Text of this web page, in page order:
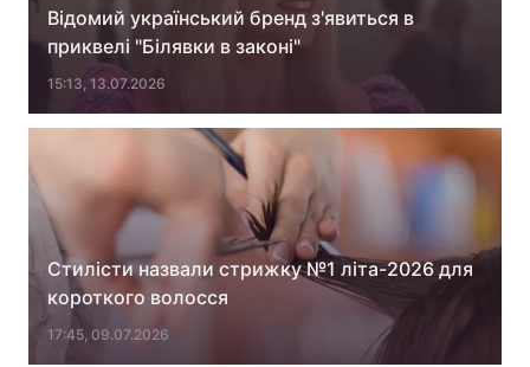
Відомий український бренд з'явиться в
приквелі "Білявки в законі"
15:13, 13.07.2026
Стилісти назвали стрижку №1 літа-2026 для
короткого волосся
17:45, 09.07.2026